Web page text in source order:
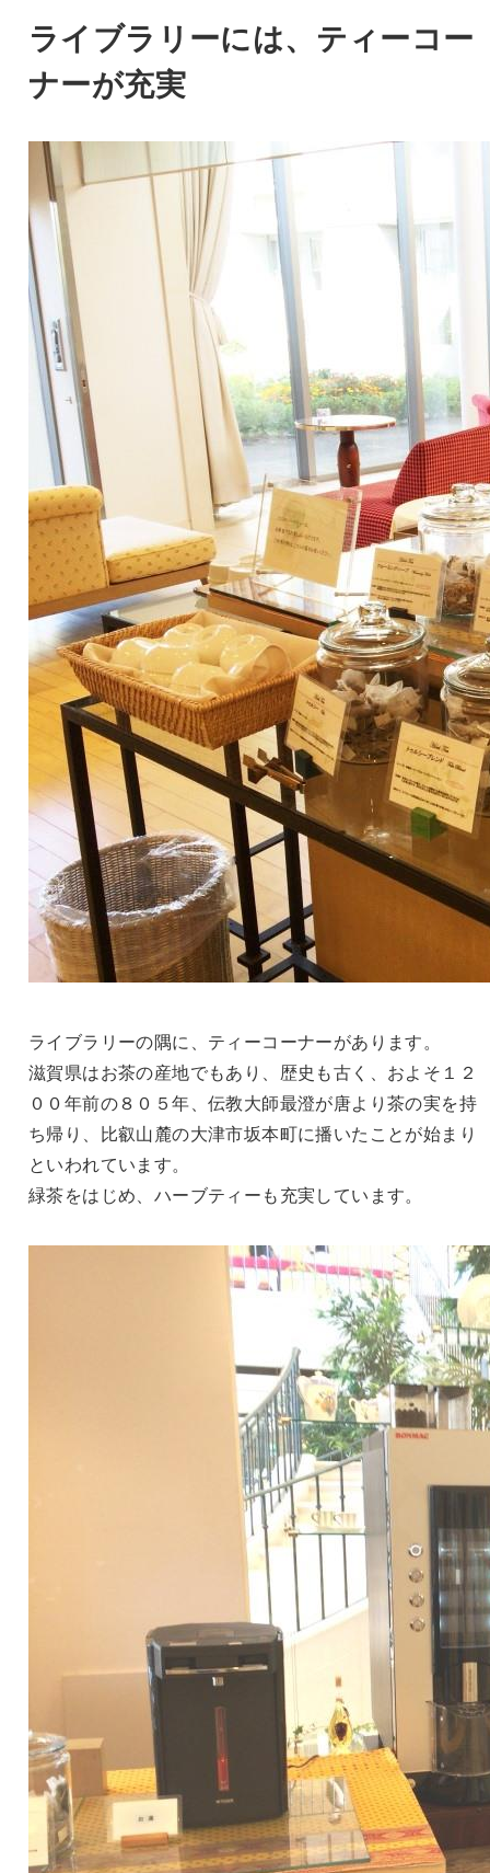
ライブラリーには、ティーコー
ナーが充実
ライブラリーの隅に、ティーコーナーがあります。
滋賀県はお茶の産地でもあり、歴史も古く、およそ１２
００年前の８０５年、伝教大師最澄が唐より茶の実を持
ち帰り、比叡山麓の大津市坂本町に播いたことが始まり
といわれています。
緑茶をはじめ、ハーブティーも充実しています。